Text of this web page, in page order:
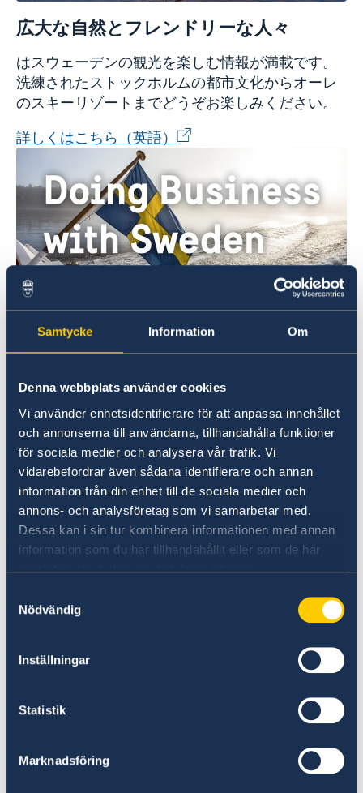
Samtycke Information Om
Denna webbplats använder cookies
Vi använder enhetsidentifierare för att anpassa innehållet
och annonserna till användarna, tillhandahålla funktioner
för sociala medier och analysera vår trafik. Vi
vidarebefordrar även sådana identifierare och annan
information från din enhet till de sociala medier och
annons- och analysföretag som vi samarbetar med.
Dessa kan i sin tur kombinera informationen med annan
information som du har tillhandahållit eller som de har
samlat in när du har använt deras tjänster.
Nödvändig
Inställningar
Statistik
Marknadsföring
広大な自然とフレンドリーな人々
はスウェーデンの観光を楽しむ情報が満載です。
洗練されたストックホルムの都市文化からオーレ
のスキーリゾートまでどうぞお楽しみください。
詳しくはこちら（英語）
スウェーデンをビジネスチャンスに
スウェーデンへの輸出や投資、スウェーデンでの
す。
詳しくはこちら（英語）
スウェーデンの世界への援助
るようになりました。 これにより、スウェーデン
の援助に関する公文書や情報がウェブ上で閲覧可